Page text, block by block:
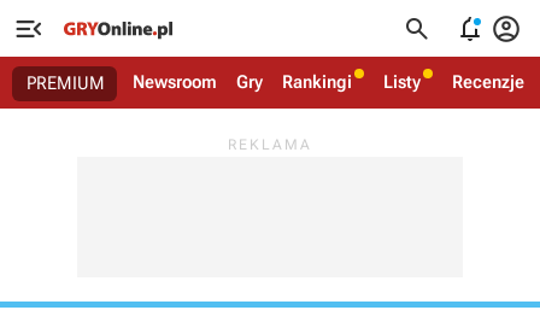
   
PREMIUM Newsroom Gry Rankingi Listy Recenzje